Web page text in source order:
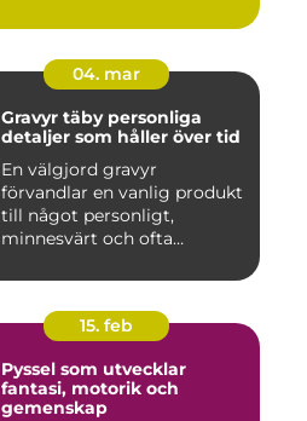
04. mar
Gravyr täby personliga
detaljer som håller över tid
En välgjord gravyr
förvandlar en vanlig produkt
till något personligt,
minnesvärt och ofta
15. feb
Pyssel som utvecklar
fantasi, motorik och
gemenskap